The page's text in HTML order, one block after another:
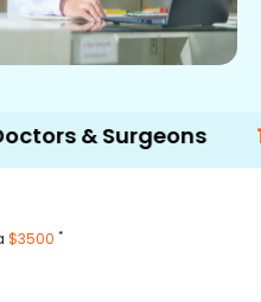
Surgeons 14+
$3500 *